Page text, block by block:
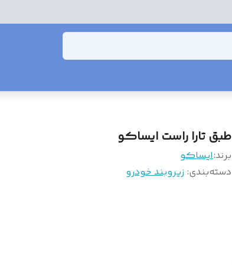
طبق تارا راست ایساکو
برند:ایساکو
دسته‌بندی: زیروبند خودرو